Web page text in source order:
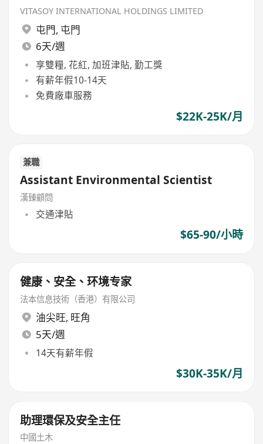
VITASOY INTERNATIONAL HOLDINGS LIMITED
屯門, 屯門
6天/週
享雙糧, 花紅, 加班津貼, 勤工獎
有薪年假10-14天
免費廠車服務
$22K-25K/月
兼職
Assistant Environmental Scientist
漢臻顧問
交通津貼
$65-90/小時
健康、安全、环境专家
法本信息技術（香港）有限公司
油尖旺, 旺角
5天/週
14天有薪年假
$30K-35K/月
助理環保及安全主任
中國土木